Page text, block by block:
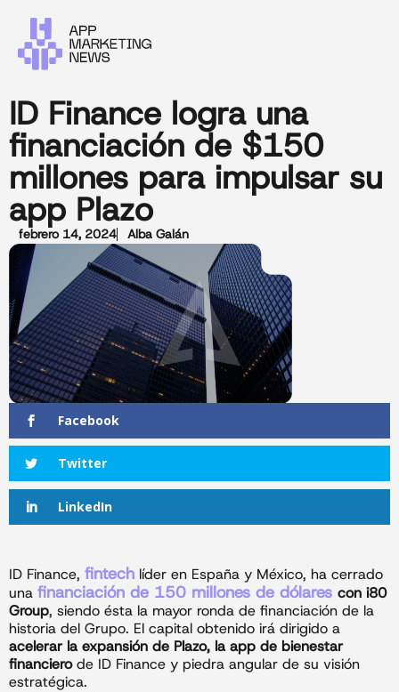
ID Finance logra una
financiación de $150
millones para impulsar su
app Plazo
febrero 14, 2024 Alba Galán
Facebook
Twitter
LinkedIn
ID Finance, fintech líder en España y México, ha cerrado
una financiación de 150 millones de dólares con i80
Group, siendo ésta la mayor ronda de financiación de la
historia del Grupo. El capital obtenido irá dirigido a
acelerar la expansión de Plazo, la app de bienestar
financierode ID Finance y piedra angular de su visión
estratégica.